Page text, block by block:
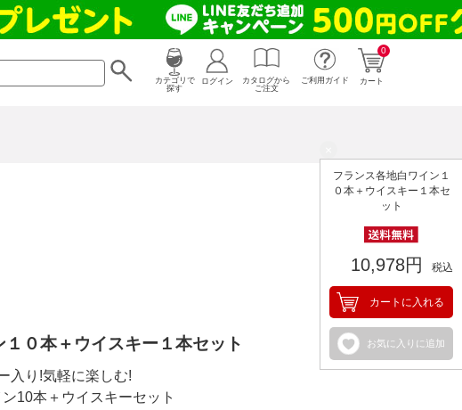
カテゴリで
探す
0
カート
ログイン
カタログから
ご注文
ご利用ガイド
フランス各地白ワイン１
０本＋ウイスキー１本セ
ット
10,978円 税込
カートに入れる
お気に入りに追加
０本＋ウイスキー１本セット
入り!気軽に楽しむ!
10本＋ウイスキーセット